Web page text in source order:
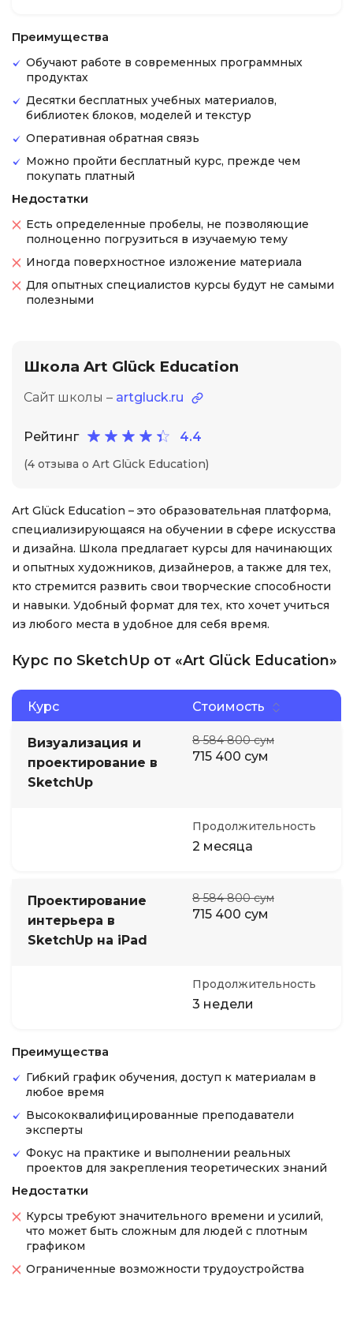
Преимущества
Обучают работе в современных программных
продуктах
Десятки бесплатных учебных материалов,
библиотек блоков, моделей и текстур
Оперативная обратная связь
Можно пройти бесплатный курс, прежде чем
покупать платный
Недостатки
Есть определенные пробелы, не позволяющие
полноценно погрузиться в изучаемую тему
Иногда поверхностное изложение материала
Для опытных специалистов курсы будут не самыми
полезными
Школа Art Glück Education
Сайт школы – artgluck.ru
Рейтинг 4.4
(4 отзыва о Art Glück Education)
Art Glück Education – это образовательная платформа,
специализирующаяся на обучении в сфере искусства
и дизайна. Школа предлагает курсы для начинающих
и опытных художников, дизайнеров, а также для тех,
кто стремится развить свои творческие способности
и навыки. Удобный формат для тех, кто хочет учиться
из любого места в удобное для себя время.
Курс по SketchUp от «Art Glück Education»
Курс Стоимость
Визуализация и
проектирование в
SketchUp
8 584 800 сум
715 400 сум
Продолжительность
2 месяца
Проектирование
интерьера в
SketchUp на iPad
8 584 800 сум
715 400 сум
Продолжительность
3 недели
Преимущества
Гибкий график обучения, доступ к материалам в
любое время
Высококвалифицированные преподаватели
эксперты
Фокус на практике и выполнении реальных
проектов для закрепления теоретических знаний
Недостатки
Курсы требуют значительного времени и усилий,
что может быть сложным для людей с плотным
графиком
Ограниченные возможности трудоустройства